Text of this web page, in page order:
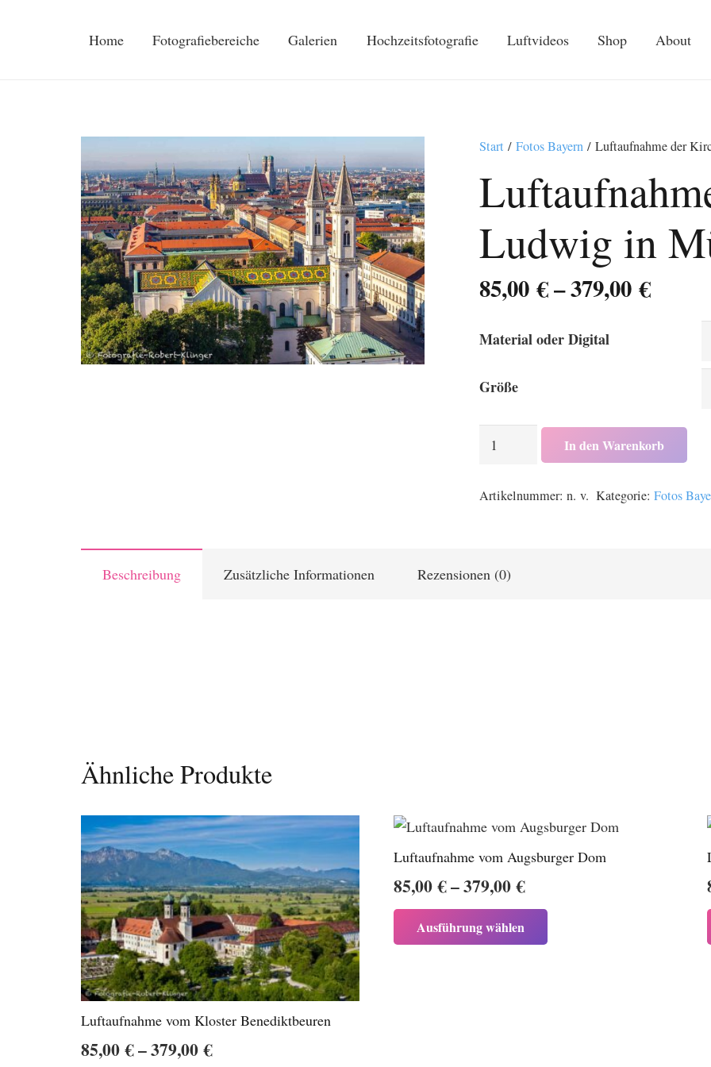
Home Fotografiebereiche Galerien Hochzeitsfotografie Luftvideos Shop About
Start/ Fotos Bayern/ Luftaufnahme der
Ludwig in
85,00€–379,00€
Material oder Digital
Größe
Luftaufnahme
St.
München
In den Warenkorb
Artikelnummer: n. v. Kategorie: Fotos
Beschreibung Zusätzliche Informationen Rezensionen (0)
Ähnliche Produkte
Luftaufnahme vom Kloster Benediktbeuren
85,00€–379,00€Preisspanne:
Luftaufnahme vom Augsburger Dom
85,00€–379,00€Preisspanne:
85,00 €
Ausführung wählen